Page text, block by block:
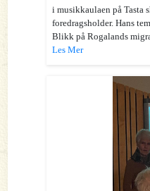
i musikkaulaen på Tasta
foredragsholder. Hans
Blikk på Rogalands
Les Mer